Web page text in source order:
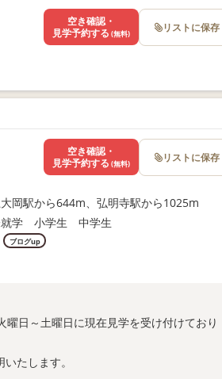
空き確認・
見学予約する (無料) リストに保存
岡駅から644m、弘明寺駅から1025m
学 小学生 中学生
ブログup
日～土曜日に現在見学を受け付けており
たします。
空き確認・
見学予約する (無料) リストに保存